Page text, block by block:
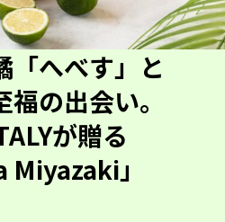
「へべす」と
の出会い。
が贈る
Miyazaki」